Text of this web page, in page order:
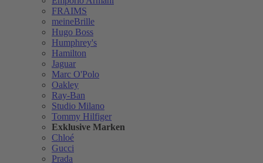
FRAIMS
meineBrille
Hugo Boss
Humphrey's
Hamilton
Jaguar
Marc O'Polo
Oakley
Ray-Ban
Studio Milano
Tommy Hilfiger
Exklusive Marken
Chloé
Gucci
Prada